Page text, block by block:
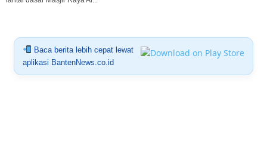
Baca berita lebih cepat lewat
aplikasi BantenNews.co.id